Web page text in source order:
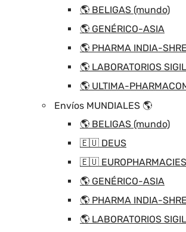
🌎 BELIGAS (mundo)
🌎 GENÉRICO-ASIA
🌎 PHARMA INDIA-
🌎 LABORATORIOS
🌎 ULTIMA-
Envíos MUNDIALES 🌎
🌎 BELIGAS (mundo)
🇪🇺 DEUS
🇪🇺 EUROPHARMACIES
🌎 GENÉRICO-ASIA
🌎 PHARMA INDIA-
🌎 LABORATORIOS